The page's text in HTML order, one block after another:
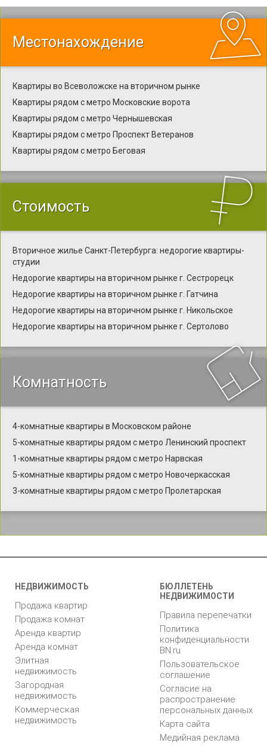
Местонахождение
Квартиры во Всеволожске на вторичном рынке
Квартиры рядом с метро Московские ворота
Квартиры рядом с метро Чернышевская
Квартиры рядом с метро Проспект Ветеранов
Квартиры рядом с метро Беговая
Стоимость
Вторичное жилье Санкт-Петербурга: недорогие квартиры-
студии
Недорогие квартиры на вторичном рынке г. Сестрорецк
Недорогие квартиры на вторичном рынке г. Гатчина
Недорогие квартиры на вторичном рынке г. Никольское
Недорогие квартиры на вторичном рынке г. Сертолово
Комнатность
4-комнатные квартиры в Московском районе
5-комнатные квартиры рядом с метро Ленинский проспект
1-комнатные квартиры рядом с метро Нарвская
5-комнатные квартиры рядом с метро Новочеркасская
3-комнатные квартиры рядом с метро Пролетарская
НЕДВИЖИМОСТЬ
Продажа квартир
Продажа комнат
Аренда квартир
Аренда комнат
Элитная
недвижимость
Загородная
недвижимость
Коммерческая
недвижимость
БЮЛЛЕТЕНЬ
НЕДВИЖИМОСТИ
Правила перепечатки
Политика
конфиденциальности
BN.ru
Пользовательское
соглашение
Согласие на
распространение
персональных данных
Карта сайта
Медийная реклама